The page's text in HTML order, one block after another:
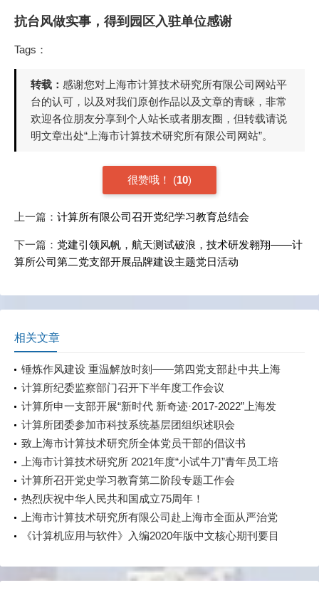
抗台风做实事，得到园区入驻单位感谢
Tags：
转载： 感谢您对上海市计算技术研究所有限公司网站平
台的认可，以及对我们原创作品以及文章的青睐，非常
欢迎各位朋友分享到个人站长或者朋友圈，但转载请说
明文章出处“上海市计算技术研究所有限公司网站”。
很赞哦！ (10)
上一篇： 计算所有限公司召开党纪学习教育总结会
下一篇： 党建引领风帆，航天测试破浪，技术研发翱翔——计
算所公司第二党支部开展品牌建设主题党日活动
相关文章
锤炼作风建设 重温解放时刻——第四党支部赴中共上海
地下组织斗争史陈列馆暨刘长胜故居开展主题党日活动
计算所纪委监察部门召开下半年度工作会议
计算所申一支部开展“新时代 新奇迹·2017-2022”上海发
展成就展主题党课
计算所团委参加市科技系统基层团组织述职会
致上海市计算技术研究所全体党员干部的倡议书
上海市计算技术研究所 2021年度“小试牛刀”青年员工培
养计划 第二轮课程顺利完成
计算所召开党史学习教育第二阶段专题工作会
热烈庆祝中华人民共和国成立75周年！
上海市计算技术研究所有限公司赴上海市全面从严治党
警示教育基地参观学习
《计算机应用与软件》入编2020年版中文核心期刊要目